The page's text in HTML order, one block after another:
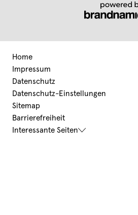
Home
Impressum
Datenschutz
Datenschutz-Einstellungen
Sitemap
Barrierefreiheit
Interessante Seiten